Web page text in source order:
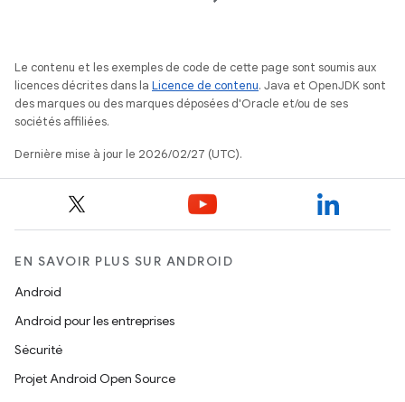
Le contenu et les exemples de code de cette page sont soumis aux
licences décrites dans la Licence de contenu. Java et OpenJDK sont
des marques ou des marques déposées d'Oracle et/ou de ses
sociétés affiliées.
Dernière mise à jour le 2026/02/27 (UTC).
EN SAVOIR PLUS SUR ANDROID
Android
Android pour les entreprises
Sécurité
Projet Android Open Source